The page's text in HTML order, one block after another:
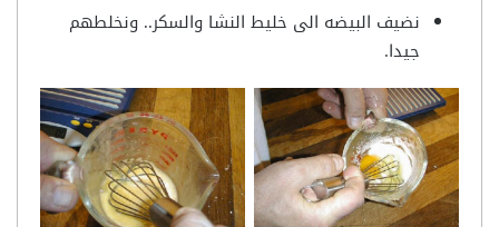
نضيف البيضه الى خليط النشا والسكر.. ونخلطهم
جيدا.